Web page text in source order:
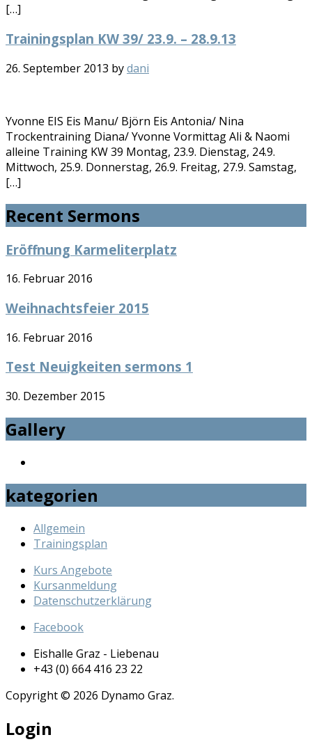
[…]
Trainingsplan KW 39/ 23.9. – 28.9.13
26. September 2013 bydani
Yvonne EIS Eis Manu/ Björn Eis Antonia/ Nina
Trockentraining Diana/ Yvonne Vormittag Ali & Naomi
alleine Training KW 39 Montag, 23.9. Dienstag, 24.9.
Mittwoch, 25.9. Donnerstag, 26.9. Freitag, 27.9. Samstag,
[…]
Recent Sermons
Eröffnung Karmeliterplatz
16. Februar 2016
Weihnachtsfeier 2015
16. Februar 2016
Test Neuigkeiten sermons 1
30. Dezember 2015
Gallery
kategorien
Allgemein
Trainingsplan
Kurs Angebote
Kursanmeldung
Datenschutzerklärung
Facebook
Eishalle Graz - Liebenau
+43 (0) 664 416 23 22
Copyright © 2026 Dynamo Graz.
Login